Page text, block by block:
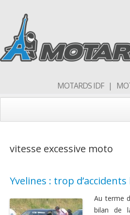
MOTARDS IDF |
Forum
Qui sommes nous
Rejoins nous
vitesse excessive moto
Yvelines : trop
Au terme
bilan de